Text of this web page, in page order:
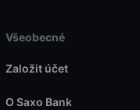
Všeobecné
Založit účet
O Saxo Bank